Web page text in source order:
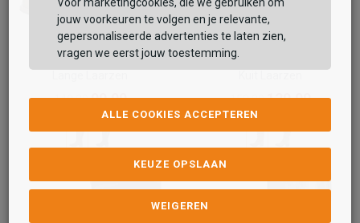
Sub55
149,9999,99
159,99129,99
jouw voorkeuren te volgen en je relevante,
gepersonaliseerde advertenties te laten zien,
vragen we eerst jouw toestemming.
ALLE COOKIES ACCEPTEREN
KEUZE OPSLAAN
WEIGEREN